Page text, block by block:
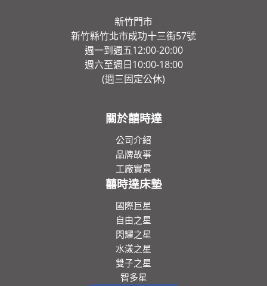
新竹門市
新竹縣竹北市成功十三街57號
週一到週五12:00-20:00
週六至週日10:00-18:00
(週三固定公休)
關於囍時達
公司介紹
品牌故事
工廠實景
囍時達床墊
國際巨星
自由之星
閃耀之星
水漾之星
雙子之星
智多星